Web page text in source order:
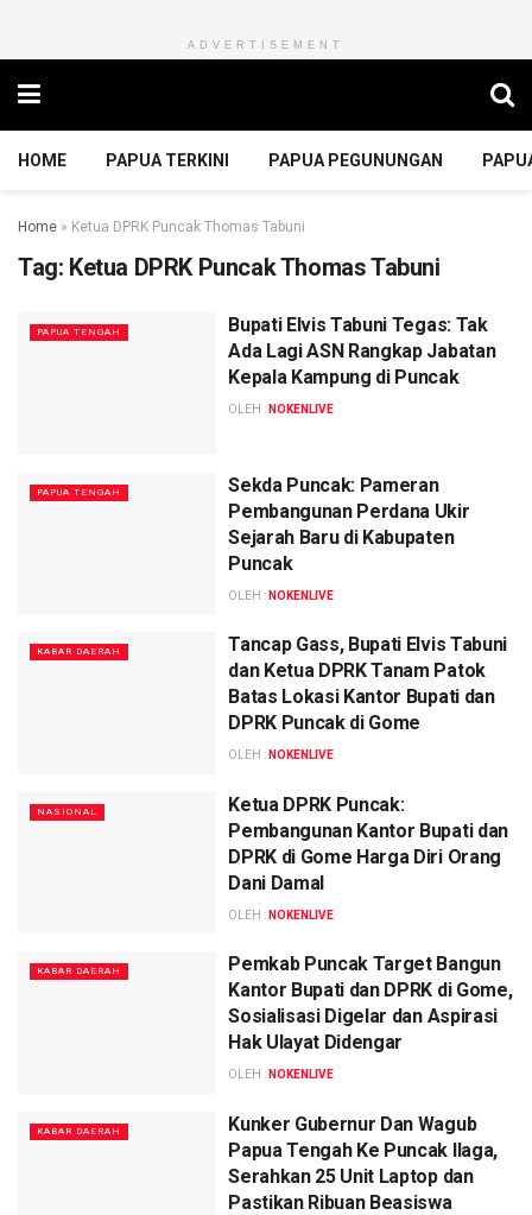
ADVERTISEMENT
HOME PAPUA TERKINI PAPUA PEGUNUNGAN
Home » Ketua DPRK Puncak Thomas Tabuni
Tag: Ketua DPRK Puncak Thomas Tabuni
PAPUA TENGAH
Bupati Elvis Tabuni Tegas: Tak
Ada Lagi ASN Rangkap Jabatan
Kepala Kampung di Puncak
OLEH : NOKENLIVE
PAPUA TENGAH
Sekda Puncak: Pameran
Pembangunan Perdana Ukir
Sejarah Baru di Kabupaten
Puncak
OLEH : NOKENLIVE
KABAR DAERAH
Tancap Gass, Bupati Elvis Tabuni
dan Ketua DPRK Tanam Patok
Batas Lokasi Kantor Bupati dan
DPRK Puncak di Gome
OLEH : NOKENLIVE
NASIONAL
Ketua DPRK Puncak:
Pembangunan Kantor Bupati dan
DPRK di Gome Harga Diri Orang
Dani Damal
OLEH : NOKENLIVE
KABAR DAERAH
Pemkab Puncak Target Bangun
Kantor Bupati dan DPRK di Gome,
Sosialisasi Digelar dan Aspirasi
Hak Ulayat Didengar
OLEH : NOKENLIVE
KABAR DAERAH
Kunker Gubernur Dan Wagub
Papua Tengah Ke Puncak Ilaga,
Serahkan 25 Unit Laptop dan
Pastikan Ribuan Beasiswa